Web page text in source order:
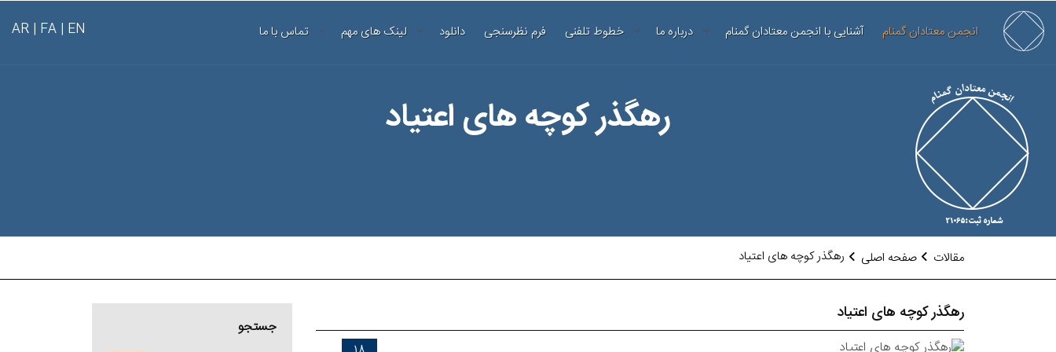
EN |
FA |
AR انجمن معتادان گمنام آشنایی با انجمن معتادان گمنام درباره ما خطوط تلفنی فرم نظرسنجی دانلود لینک های مهم تماس با ما
رهگذر کوچه های اعتیاد
مقالات صفحه اصلی رهگذر کوچه های اعتیاد
رهگذر کوچه های اعتیاد
جستجو